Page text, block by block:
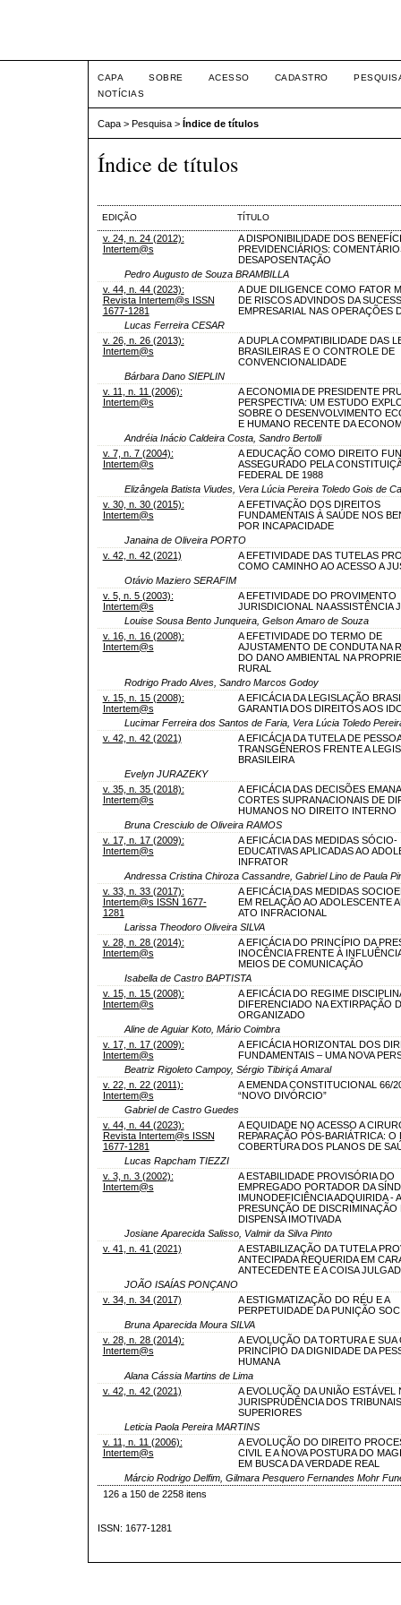
CAPA SOBRE ACESSO CADASTRO
NOTÍCIAS
Capa > Pesquisa > Índice de títulos
Índice de títulos
EDIÇÃO TÍTULO
v. 24, n. 24 (2012):
Intertem@s
A DISPONIBILIDADE DOS
PREVIDENCIÁRIOS:
DESAPOSENTAÇÃO
Pedro Augusto de Souza BRAMBILLA
v. 44, n. 44 (2023):
Revista Intertem@s ISSN
1677-1281
A DUE DILIGENCE COMO FATOR
DE RISCOS ADVINDOS DA
EMPRESARIAL NAS OPERAÇÕES
Lucas Ferreira CESAR
v. 26, n. 26 (2013):
Intertem@s
A DUPLA COMPATIBILIDADE DAS
BRASILEIRAS E O CONTROLE DE
CONVENCIONALIDADE
Bárbara Dano SIEPLIN
v. 11, n. 11 (2006):
Intertem@s
A ECONOMIA DE PRESIDENTE
PERSPECTIVA: UM ESTUDO
SOBRE O DESENVOLVIMENTO
E HUMANO RECENTE DA
Andréia Inácio Caldeira Costa, Sandro Bertolli
v. 7, n. 7 (2004):
Intertem@s
A EDUCAÇÃO COMO DIREITO
ASSEGURADO PELA
FEDERAL DE 1988
Elizângela Batista Viudes, Vera Lúcia Pereira Toledo Gois de
v. 30, n. 30 (2015):
Intertem@s
A EFETIVAÇÃO DOS DIREITOS
FUNDAMENTAIS À SAÚDE NOS
POR INCAPACIDADE
Janaina de Oliveira PORTO
v. 42, n. 42 (2021)
A EFETIVIDADE DAS TUTELAS
COMO CAMINHO AO ACESSO A
Otávio Maziero SERAFIM
v. 5, n. 5 (2003):
Intertem@s
A EFETIVIDADE DO PROVIMENTO
JURISDICIONAL NA ASSISTÊNCIA
Louise Sousa Bento Junqueira, Gelson Amaro de Souza
v. 16, n. 16 (2008):
Intertem@s
A EFETIVIDADE DO TERMO DE
AJUSTAMENTO DE CONDUTA NA
DO DANO AMBIENTAL NA
RURAL
Rodrigo Prado Alves, Sandro Marcos Godoy
v. 15, n. 15 (2008):
Intertem@s
A EFICÁCIA DA LEGISLAÇÃO
GARANTIA DOS DIREITOS AOS
Lucimar Ferreira dos Santos de Faria, Vera Lúcia Toledo
v. 42, n. 42 (2021)
A EFICÁCIA DA TUTELA DE
TRANSGÊNEROS FRENTE A
BRASILEIRA
Evelyn JURAZEKY
v. 35, n. 35 (2018):
Intertem@s
A EFICÁCIA DAS DECISÕES
CORTES SUPRANACIONAIS DE
HUMANOS NO DIREITO INTERNO
Bruna Cresciulo de Oliveira RAMOS
v. 17, n. 17 (2009):
Intertem@s
A EFICÁCIA DAS MEDIDAS SÓCIO-
EDUCATIVAS APLICADAS AO
INFRATOR
Andressa Cristina Chiroza Cassandre, Gabriel Lino de Paula
v. 33, n. 33 (2017):
Intertem@s ISSN 1677-
1281
A EFICÁCIA DAS MEDIDAS
EM RELAÇÃO AO ADOLESCENTE
ATO INFRACIONAL
Larissa Theodoro Oliveira SILVA
v. 28, n. 28 (2014):
Intertem@s
A EFICÁCIA DO PRINCÍPIO DA
INOCÊNCIA FRENTE À
MEIOS DE COMUNICAÇÃO
Isabella de Castro BAPTISTA
v. 15, n. 15 (2008):
Intertem@s
A EFICÁCIA DO REGIME
DIFERENCIADO NA EXTIRPAÇÃO
ORGANIZADO
Aline de Aguiar Koto, Mário Coimbra
v. 17, n. 17 (2009):
Intertem@s
A EFICÁCIA HORIZONTAL DOS
FUNDAMENTAIS – UMA NOVA
Beatriz Rigoleto Campoy, Sérgio Tibiriçá Amaral
v. 22, n. 22 (2011):
Intertem@s
A EMENDA CONSTITUCIONAL 66/
“NOVO DIVÓRCIO”
Gabriel de Castro Guedes
v. 44, n. 44 (2023):
Revista Intertem@s ISSN
1677-1281
A EQUIDADE NO ACESSO A
REPARAÇÃO PÓS-BARIÁTRICA: O
COBERTURA DOS PLANOS DE
Lucas Rapcham TIEZZI
v. 3, n. 3 (2002):
Intertem@s
A ESTABILIDADE PROVISÓRIA DO
EMPREGADO PORTADOR DA
IMUNODEFICIÊNCIA ADQUIRIDA -
PRESUNÇÃO DE DISCRIMINAÇÃO
DISPENSA IMOTIVADA
Josiane Aparecida Salisso, Valmir da Silva Pinto
v. 41, n. 41 (2021)
A ESTABILIZAÇÃO DA TUTELA
ANTECIPADA REQUERIDA EM
ANTECEDENTE E A COISA
JOÃO ISAÍAS PONÇANO
v. 34, n. 34 (2017)
A ESTIGMATIZAÇÃO DO RÉU E A
PERPETUIDADE DA PUNIÇÃO
Bruna Aparecida Moura SILVA
v. 28, n. 28 (2014):
Intertem@s
A EVOLUÇÃO DA TORTURA E SUA
PRINCÍPIO DA DIGNIDADE DA
HUMANA
Alana Cássia Martins de Lima
v. 42, n. 42 (2021)
A EVOLUÇÃO DA UNIÃO ESTÁVEL
JURISPRUDÊNCIA DOS TRIBUNAIS
SUPERIORES
Leticia Paola Pereira MARTINS
v. 11, n. 11 (2006):
Intertem@s
A EVOLUÇÃO DO DIREITO
CIVIL E A NOVA POSTURA DO
EM BUSCA DA VERDADE REAL
Márcio Rodrigo Delfim, Gilmara Pesquero Fernandes Mohr
126 a 150 de 2258 itens
ISSN: 1677-1281